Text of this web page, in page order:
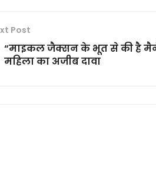
Post
“माइकल जैक्सन के भूत से की है
महिला का अजीब दावा